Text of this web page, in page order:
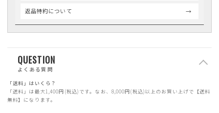
返品特約について
QUESTION
よくある質問
「送料」はいくら？
「送料」は最大1,400円(税込)です。なお、8,000円(税込)以上のお買い上げで【送料
無料】になります。